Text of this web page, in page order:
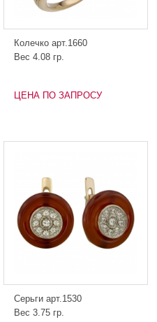
Колечко арт.1660
Вес 4.08 гр.
ЦЕНА ПО ЗАПРОСУ
Серьги арт.1530
Вес 3.75 гр.